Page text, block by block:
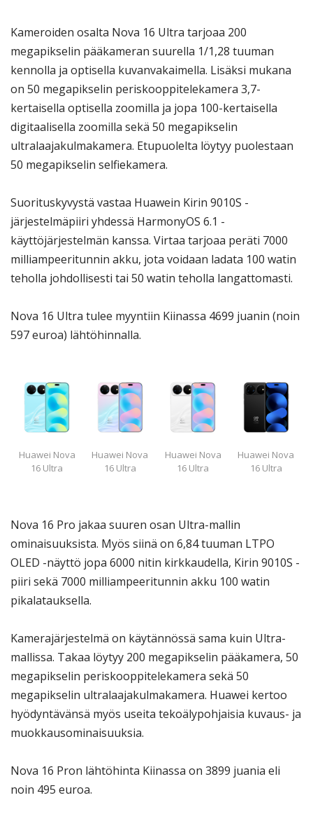
Kameroiden osalta Nova 16 Ultra tarjoaa 200
megapikselin pääkameran suurella 1/1,28 tuuman
kennolla ja optisella kuvanvakaimella. Lisäksi mukana
on 50 megapikselin periskooppitelekamera 3,7-
kertaisella optisella zoomilla ja jopa 100-kertaisella
digitaalisella zoomilla sekä 50 megapikselin
ultralaajakulmakamera. Etupuolelta löytyy puolestaan
50 megapikselin selfiekamera.
Suorituskyvystä vastaa Huawein Kirin 9010S -
järjestelmäpiiri yhdessä HarmonyOS 6.1 -
käyttöjärjestelmän kanssa. Virtaa tarjoaa peräti 7000
milliampeeritunnin akku, jota voidaan ladata 100 watin
teholla johdollisesti tai 50 watin teholla langattomasti.
Nova 16 Ultra tulee myyntiin Kiinassa 4699 juanin (noin
597 euroa) lähtöhinnalla.
Huawei Nova
16 Ultra
Huawei Nova
16 Ultra
Huawei Nova
16 Ultra
Huawei Nova
16 Ultra
Nova 16 Pro jakaa suuren osan Ultra-mallin
ominaisuuksista. Myös siinä on 6,84 tuuman LTPO
OLED -näyttö jopa 6000 nitin kirkkaudella, Kirin 9010S -
piiri sekä 7000 milliampeeritunnin akku 100 watin
pikalatauksella.
Kamerajärjestelmä on käytännössä sama kuin Ultra-
mallissa. Takaa löytyy 200 megapikselin pääkamera, 50
megapikselin periskooppitelekamera sekä 50
megapikselin ultralaajakulmakamera. Huawei kertoo
hyödyntävänsä myös useita tekoälypohjaisia kuvaus- ja
muokkausominaisuuksia.
Nova 16 Pron lähtöhinta Kiinassa on 3899 juania eli
noin 495 euroa.